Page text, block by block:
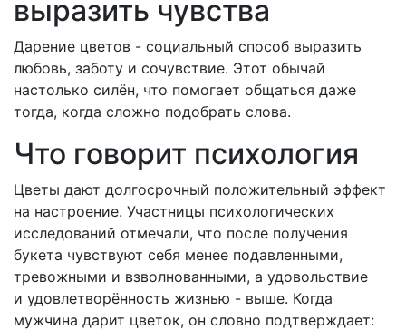
выразить чувства
Дарение цветов - социальный способ выразить
любовь, заботу и сочувствие. Этот обычай
настолько силён, что помогает общаться даже
тогда, когда сложно подобрать слова.
Что говорит психология
Цветы дают долгосрочный положительный эффект
на настроение. Участницы психологических
исследований отмечали, что после получения
букета чувствуют себя менее подавленными,
тревожными и взволнованными, а удовольствие
и удовлетворённость жизнью - выше. Когда
мужчина дарит цветок, он словно подтверждает: